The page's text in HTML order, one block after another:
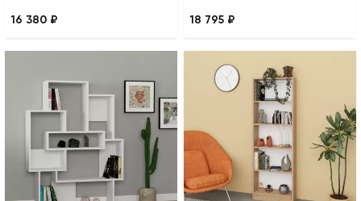
16 380 ₽ 18 795 ₽